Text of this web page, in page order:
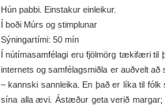
Hún pabbi. Einstakur einleikur.
Í boði Múrs og stimplunar
Sýningartími: 50 mín
Í nútímasamfélagi eru fjölmörg tækifæri til
internets og samfélagsmiðla er auðvelt
– kannski sannleika. En það er líka til
sína alla ævi. Ástæður geta verið margar;